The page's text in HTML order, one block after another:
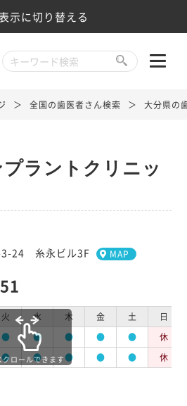
示に切り替える
全国の歯医者さん検索 大分県の
ラントクリニッ
3-24 糸永ビル3F MAP
火 水 木 金 土
日
● ● ● ● ●
休
● ● ● ● ● 休
クロールできます